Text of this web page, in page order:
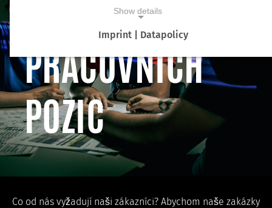
NABÍDKA
PRACOVNÍCH
POZIC
Co od nás vyžadují naši zákazníci? Abychom naše zakázky
Show details
Imprint | Datapolicy